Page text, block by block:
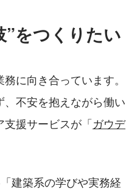
”をつくりたい
に向き合っています。
不安を抱えながら働い
援サービスが「ガウデ
建築系の学びや実務経